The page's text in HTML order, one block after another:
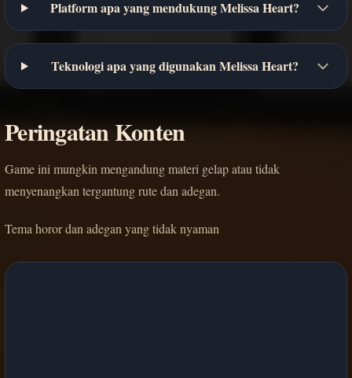
Platform apa yang mendukung Melissa Heart?
Teknologi apa yang digunakan Melissa Heart?
Peringatan Konten
Game ini mungkin mengandung materi gelap atau tidak
menyenangkan tergantung rute dan adegan.
Tema horor dan adegan yang tidak nyaman